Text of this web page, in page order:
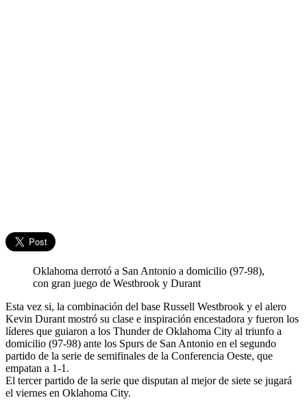
Oklahoma derrotó a San Antonio a domicilio (97-98),
con gran juego de Westbrook y Durant
Esta vez si, la combinación del base Russell Westbrook y el alero
Kevin Durant mostró su clase e inspiración encestadora y fueron los
líderes que guiaron a los Thunder de Oklahoma City al triunfo a
domicilio (97-98) ante los Spurs de San Antonio en el segundo
partido de la serie de semifinales de la Conferencia Oeste, que
empatan a 1-1.
El tercer partido de la serie que disputan al mejor de siete se jugará
el viernes en Oklahoma City.